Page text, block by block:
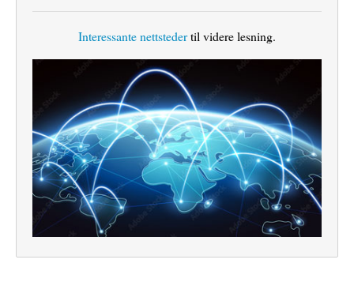
Interessante nettstedertil videre lesning.